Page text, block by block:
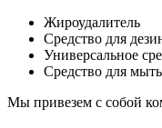
Жироудалитель
Средство для
Универсальное
Средство для
Мы привезем с собой